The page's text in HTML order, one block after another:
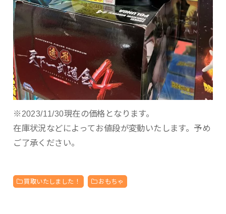
※2023/11/30現在の価格となります。
在庫状況などによってお値段が変動いたします。予め
ご了承ください。
買取いたしました！ おもちゃ